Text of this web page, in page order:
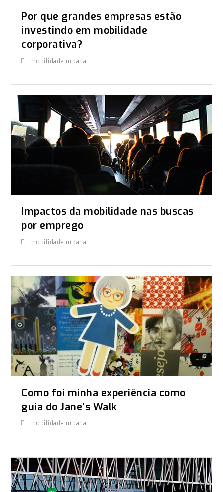
Por que grandes empresas estão
investindo em mobilidade
corporativa?
mobilidade urbana
Impactos da mobilidade nas buscas
por emprego
mobilidade urbana
Como foi minha experiência como
guia do Jane’s Walk
mobilidade urbana